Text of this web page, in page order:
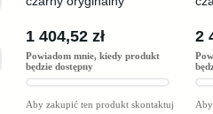
1 404,52 zł
Powiadom mnie, kiedy produkt
będzie dostępny
Aby zakupić ten produkt skontaktuj
2